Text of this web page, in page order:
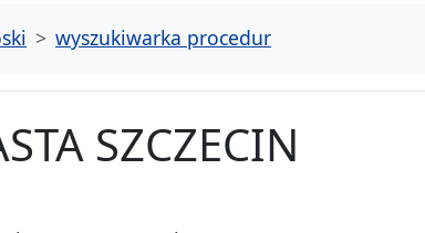
wyszukiwarka procedur
SZCZECIN